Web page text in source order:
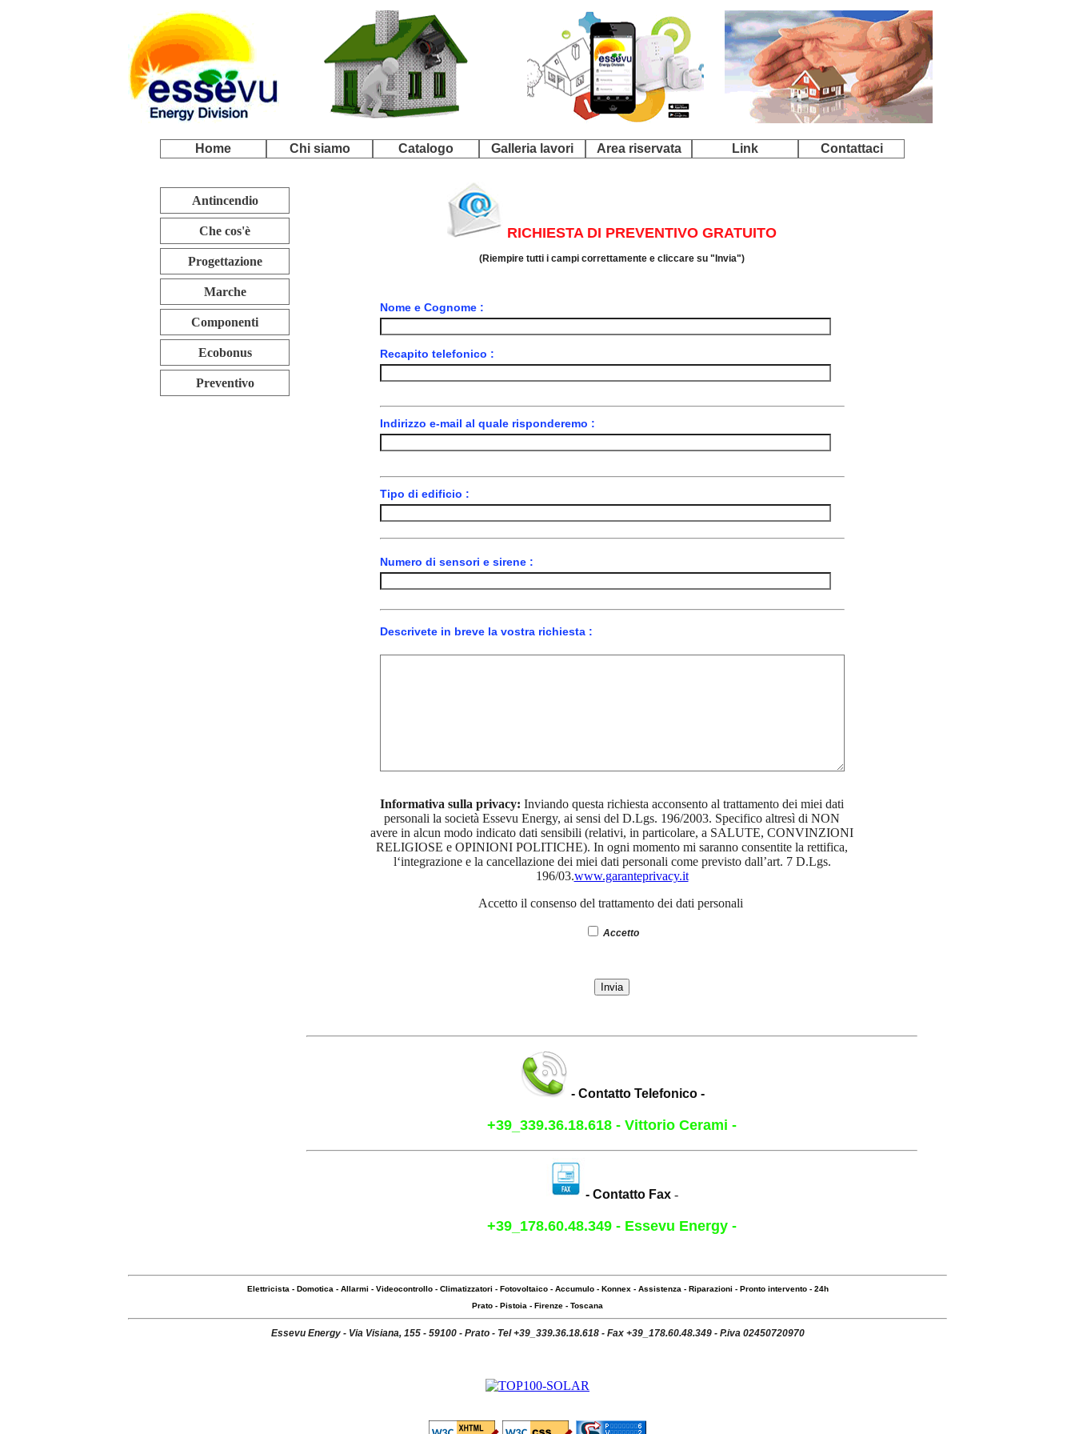
Home Chi siamo Catalogo Galleria lavori Area riservata Link Contattaci
Antincendio
Che cos'è
Progettazione
Marche
Componenti
Ecobonus
Preventivo
RICHIESTA DI PREVENTIVO GRATUITO
(Riempire tutti i campi correttamente e cliccare su "Invia")
Nome e Cognome :
Recapito telefonico :
Indirizzo e-mail al quale risponderemo :
Tipo di edificio :
Numero di sensori e sirene :
Descrivete in breve la vostra richiesta :
Informativa sulla privacy: Inviando questa richiesta acconsento al trattamento dei miei dati
personali la società Essevu Energy, ai sensi del D.Lgs. 196/2003. Specifico altresì di NON
avere in alcun modo indicato dati sensibili (relativi, in particolare, a SALUTE, CONVINZIONI
RELIGIOSE e OPINIONI POLITICHE). In ogni momento mi saranno consentite la rettifica,
l‘integrazione e la cancellazione dei miei dati personali come previsto dall’art. 7 D.Lgs.
196/03.www.garanteprivacy.it
Accetto il consenso del trattamento dei dati personali
Accetto
- Contatto Telefonico -
+39_339.36.18.618 - Vittorio Cerami -
- Contatto Fax-
+39_178.60.48.349 - Essevu Energy -
Elettricista - Domotica - Allarmi - Videocontrollo- Climatizzatori - Fotovoltaico- Accumulo- Konnex - Assistenza - Riparazioni - Pronto intervento- 24h
Prato - Pistoia - Firenze - Toscana
Essevu Energy - Via Visiana, 155 - 59100 - Prato - Tel +39_339.36.18.618 - Fax +39_178.60.48.349 - P.iva 02450720970